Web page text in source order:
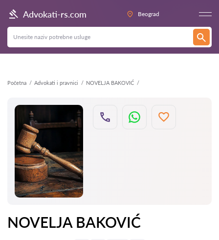
Advokati-rs.com Beograd
Početna Advokati i pravnici NOVELJA BAKOVIĆ
Nazad
NOVELJA BAKOVIĆ